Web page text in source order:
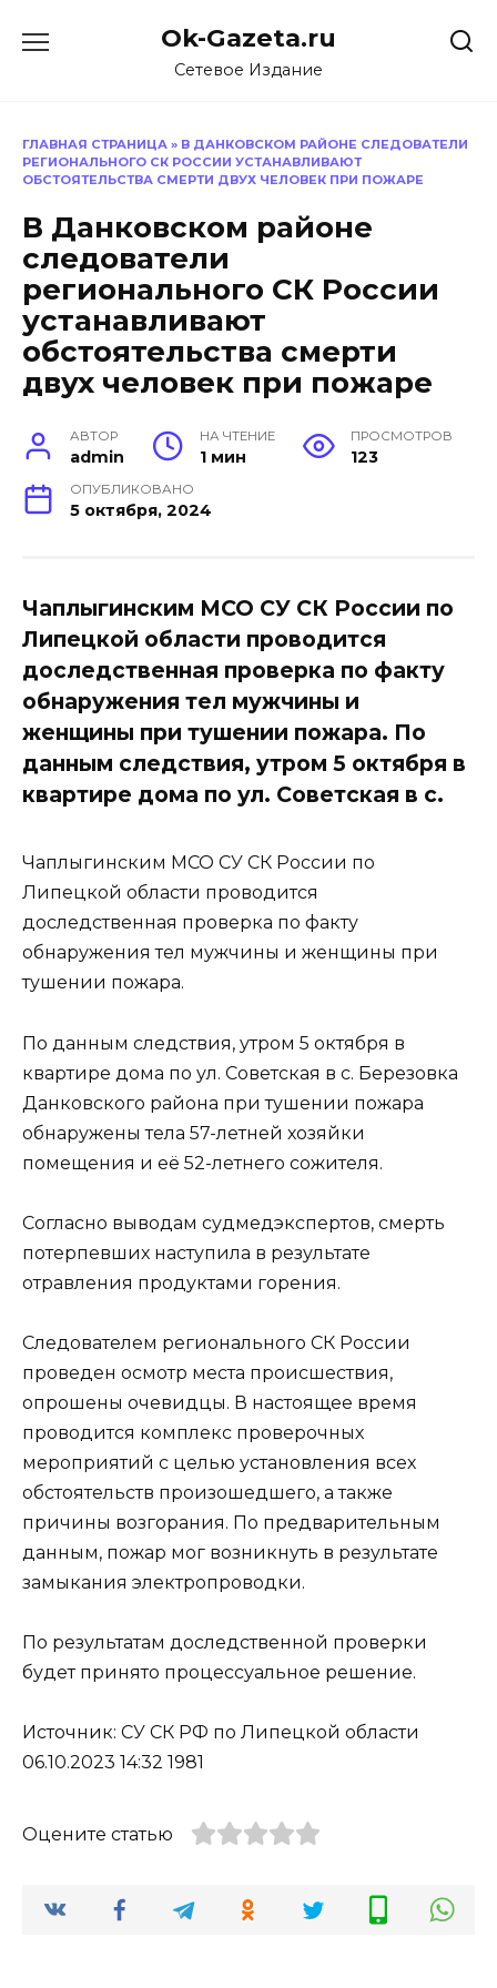
Ok-Gazeta.ru
Сетевое Издание
ГЛАВНАЯ СТРАНИЦА » В ДАНКОВСКОМ РАЙОНЕ СЛЕДОВАТЕЛИ
РЕГИОНАЛЬНОГО СК РОССИИ УСТАНАВЛИВАЮТ
ОБСТОЯТЕЛЬСТВА СМЕРТИ ДВУХ ЧЕЛОВЕК ПРИ ПОЖАРЕ
В Данковском районе
следователи
регионального СК России
устанавливают
обстоятельства смерти
двух человек при пожаре
АВТОР
admin
НА ЧТЕНИЕ
1 мин
ПРОСМОТРОВ
123
ОПУБЛИКОВАНО
5 октября, 2024
Чаплыгинским МСО СУ СК России по
Липецкой области проводится
доследственная проверка по факту
обнаружения тел мужчины и
женщины при тушении пожара. По
данным следствия, утром 5 октября в
квартире дома по ул. Советская в с.
Чаплыгинским МСО СУ СК России по
Липецкой области проводится
доследственная проверка по факту
обнаружения тел мужчины и женщины при
тушении пожара.
По данным следствия, утром 5 октября в
квартире дома по ул. Советская в с. Березовка
Данковского района при тушении пожара
обнаружены тела 57-летней хозяйки
помещения и её 52-летнего сожителя.
Согласно выводам судмедэкспертов, смерть
потерпевших наступила в результате
отравления продуктами горения.
Следователем регионального СК России
проведен осмотр места происшествия,
опрошены очевидцы. В настоящее время
проводится комплекс проверочных
мероприятий с целью установления всех
обстоятельств произошедшего, а также
причины возгорания. По предварительным
данным, пожар мог возникнуть в результате
замыкания электропроводки.
По результатам доследственной проверки
будет принято процессуальное решение.
Источник: СУ СК РФ по Липецкой области
06.10.2023 14:32 1981
Оцените статью